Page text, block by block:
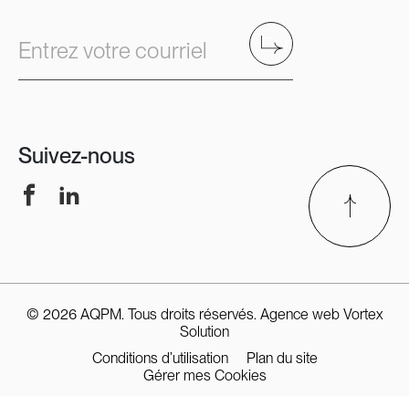
Entrez votre courriel Envoyer
Suivez-nous
FacebookLinkedIn
© 2026 AQPM. Tous droits réservés. Agence web Vortex
Solution
Conditions d’utilisation
Plan du site
Gérer mes Cookies